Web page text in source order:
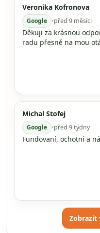
Veronika Kofronova
Google •před 9 měsíci
Děkuji za krásnou
radu přesně na mou
Michal Stofej
Google •před 9 týdny
Fundovaní, ochotní a
Zobrazit